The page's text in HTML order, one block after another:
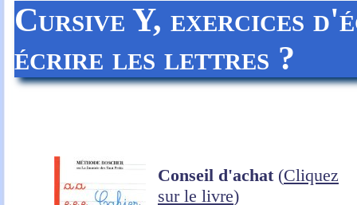
Cursive Y, exercices
écrire les lettres ?
Conseil d'achat (Cliquez
sur le livre)